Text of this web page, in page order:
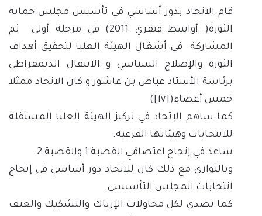
قام الاتحاد بدور أساسي في تأسيس مجلس حماية
الثورة( أواسط فيفري 2011) في مرحلة أولى ثم
المشاركة في أشغال الهيئة العليا لتحقيق أهداف
الثورة والإصلاح السياسي و الانتقال الديمقراطي
برئاسة الأستاذ عباض بن عاشور و كان الاتحاد ممثلا
خمس أعضاء(
)
كما ساهم الإتحاد في تركيز الهيئة العليا المستقلة
للانتخابات وهيئاتها الفرعية.
ساعد في إنجاح اعتصامَيِ القصبة 1 والقصبة 2.
وبالتوازي مع ذلك كان للاتحاد دور أساسي في إنجاح
انتخابات المجلس التأسيسي.
كما تصدي لكل محاولات الإرباك والتشكيك والعنف